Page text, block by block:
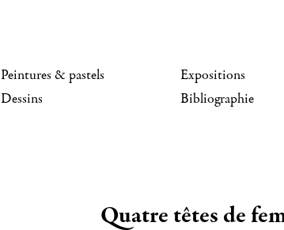
Peintures & pastels
Dessins
Expositions
Bibliographie
Quatre têtes de